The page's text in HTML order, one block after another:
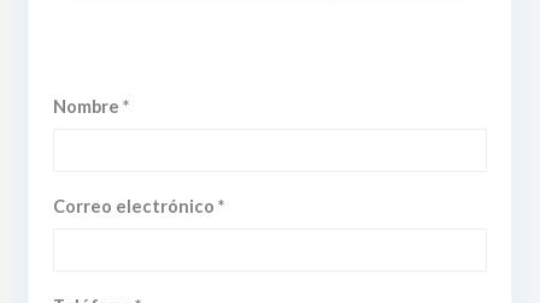
Nombre *
Correo electrónico *